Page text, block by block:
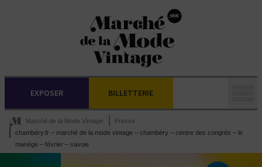
EXPOSER BILLETTERIE
Marché de la Mode Vintage
Presse
chambéry.fr – marché de la mode vintage – chambéry – centre des congrès – le
manège – février – savoie